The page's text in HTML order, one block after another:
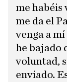
me habéis
me da el
venga a
he bajado
voluntad,
enviado.